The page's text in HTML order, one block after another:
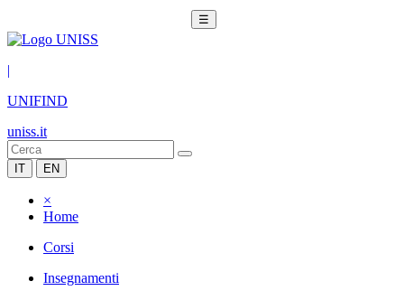
☰
|
UNIFIND
uniss.it
IT EN
×
Home
Corsi
Insegnamenti